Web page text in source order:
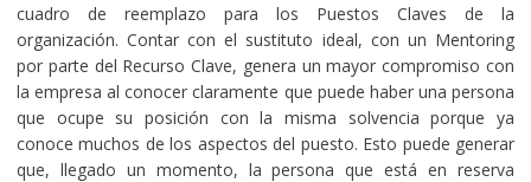
cuadro de reemplazo para los Puestos Claves de la
organización. Contar con el sustituto ideal, con un Mentoring
por parte del Recurso Clave, genera un mayor compromiso con
la empresa al conocer claramente que puede haber una persona
que ocupe su posición con la misma solvencia porque ya
conoce muchos de los aspectos del puesto. Esto puede generar
que, llegado un momento, la persona que está en reserva